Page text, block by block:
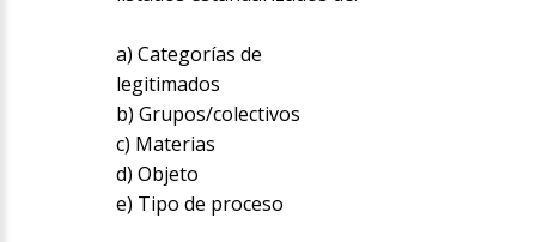
a) Categorías de
legitimados
b) Grupos/colectivos
c) Materias
d) Objeto
e) Tipo de proceso